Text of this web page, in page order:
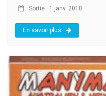
Sortie : 1 janv. 2010
En savoir plus